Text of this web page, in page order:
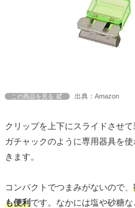
この商品を見る 出典：Amazon
クリップを上下にスライドさせ
ガチャックのように専用器具を
きます。
コンパクトでつまみがないので、
も便利です。なかには塩や砂糖